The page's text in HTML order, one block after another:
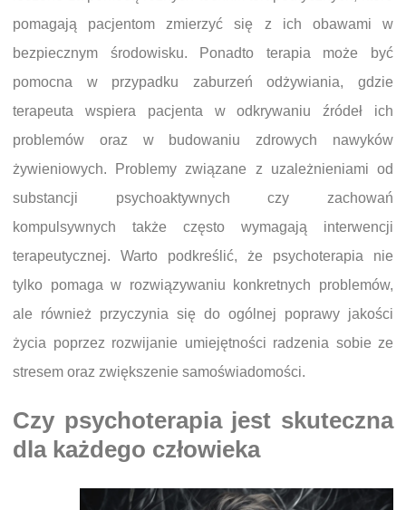
pomagają pacjentom zmierzyć się z ich obawami w
bezpiecznym środowisku. Ponadto terapia może być
pomocna w przypadku zaburzeń odżywiania, gdzie
terapeuta wspiera pacjenta w odkrywaniu źródeł ich
problemów oraz w budowaniu zdrowych nawyków
żywieniowych. Problemy związane z uzależnieniami od
substancji psychoaktywnych czy zachowań
kompulsywnych także często wymagają interwencji
terapeutycznej. Warto podkreślić, że psychoterapia nie
tylko pomaga w rozwiązywaniu konkretnych problemów,
ale również przyczynia się do ogólnej poprawy jakości
życia poprzez rozwijanie umiejętności radzenia sobie ze
stresem oraz zwiększenie samoświadomości.
Czy psychoterapia jest skuteczna
dla każdego człowieka